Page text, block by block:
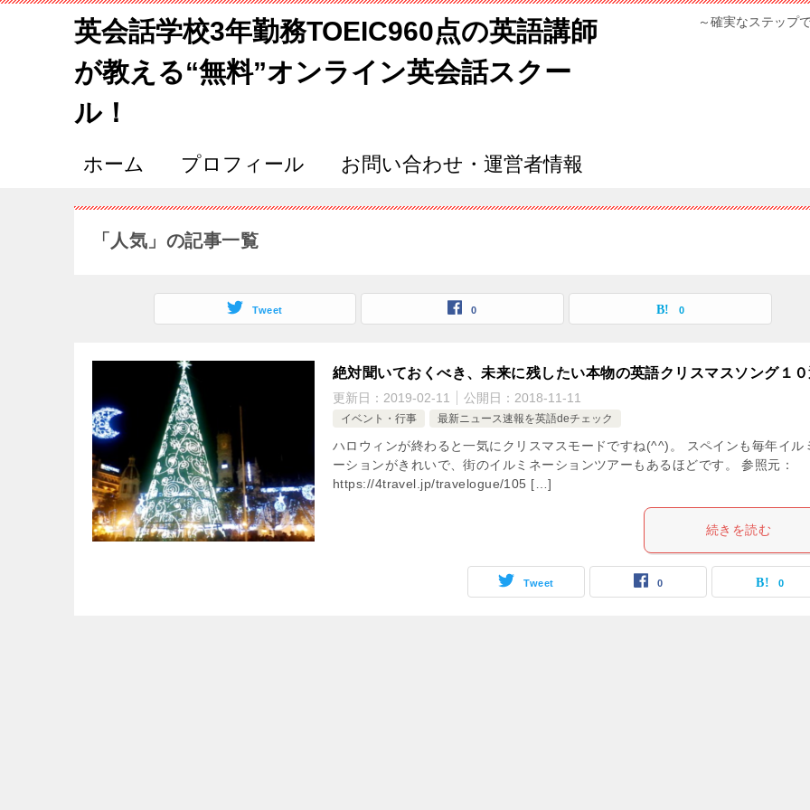
英会話学校3年勤務TOEIC960点の英語講師
が教える“無料”オンライン英会話スクー
ル！
～確実なステップ
ホーム プロフィール お問い合わせ・運営者情報
「人気」の記事一覧
Tweet 0 0
絶対聞いておくべき、未来に残したい本物の英語クリスマスソング１
更新日： 2019-02-11 公開日： 2018-11-11
イベント・行事 最新ニュース速報を英語deチェック
ハロウィンが終わると一気にクリスマスモードですね(^^)。 スペインも毎年イル
ーションがきれいで、街のイルミネーションツアーもあるほどです。 参照元：
https://4travel.jp/travelogue/105 […]
続きを読む
Tweet 0 0